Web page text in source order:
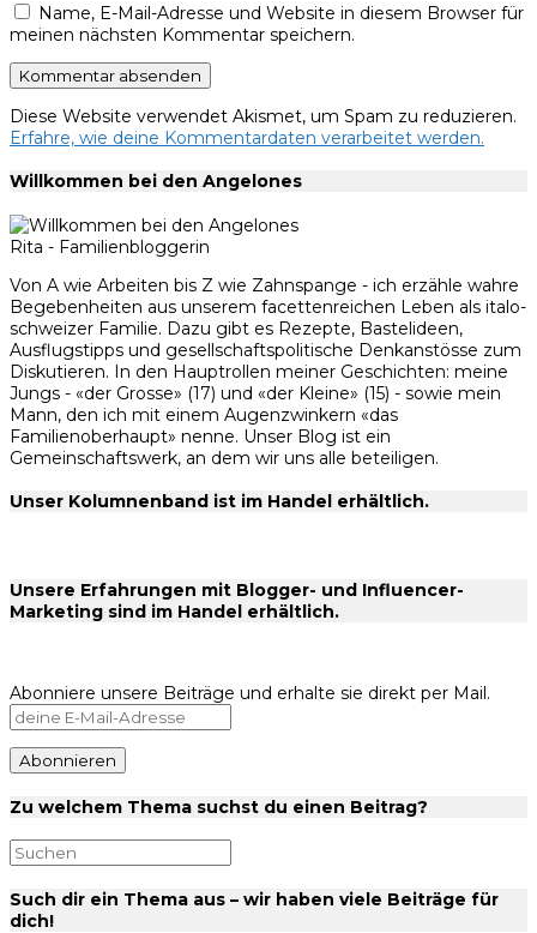
Name, E-Mail-Adresse und Website in diesem Browser für
meinen nächsten Kommentar speichern.
Diese Website verwendet Akismet, um Spam zu reduzieren.
Erfahre, wie deine Kommentardaten verarbeitet werden.
Willkommen bei den Angelones
Rita - Familienbloggerin
Von A wie Arbeiten bis Z wie Zahnspange - ich erzähle wahre
Begebenheiten aus unserem facettenreichen Leben als italo-
schweizer Familie. Dazu gibt es Rezepte, Bastelideen,
Ausflugstipps und gesellschaftspolitische Denkanstösse zum
Diskutieren. In den Hauptrollen meiner Geschichten: meine
Jungs - «der Grosse» (17) und «der Kleine» (15) - sowie mein
Mann, den ich mit einem Augenzwinkern «das
Familienoberhaupt» nenne. Unser Blog ist ein
Gemeinschaftswerk, an dem wir uns alle beteiligen.
Unser Kolumnenband ist im Handel erhältlich.
Unsere Erfahrungen mit Blogger- und Influencer-
Marketing sind im Handel erhältlich.
Abonniere unsere Beiträge und erhalte sie direkt per Mail.
Zu welchem Thema suchst du einen Beitrag?
Such dir ein Thema aus – wir haben viele Beiträge für
dich!